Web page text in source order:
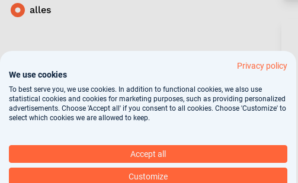
alles
Privacy policy
We use cookies
To best serve you, we use cookies. In addition to functional cookies, we also use
statistical cookies and cookies for marketing purposes, such as providing personalized
advertisements. Choose 'Accept all' if you consent to all cookies. Choose 'Customize' to
select which cookies we are allowed to keep.
Accept all
Customize